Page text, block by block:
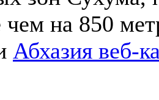
чем на 850
Абхазия веб-